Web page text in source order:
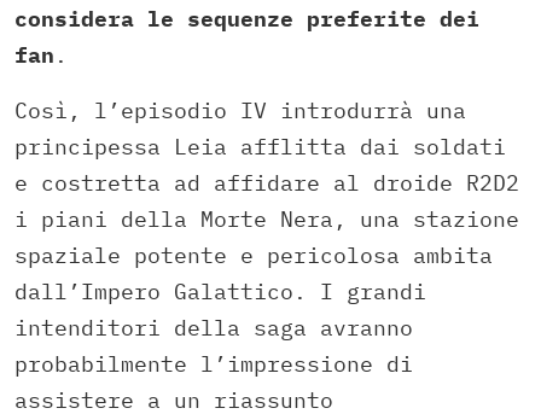
considera le sequenze preferite dei
fan .
Così, l’episodio IV introdurrà una
principessa Leia afflitta dai soldati
e costretta ad affidare al droide R2D2
i piani della Morte Nera, una stazione
spaziale potente e pericolosa ambita
dall’Impero Galattico. I grandi
intenditori della saga avranno
probabilmente l’impressione di
assistere a un riassunto